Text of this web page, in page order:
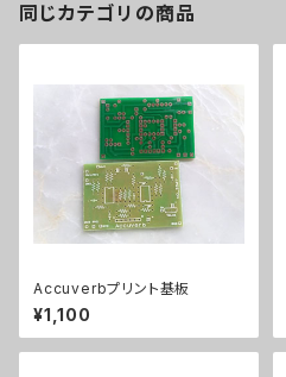
同じカテゴリの商品
Accuverbプリント基板
¥1,100